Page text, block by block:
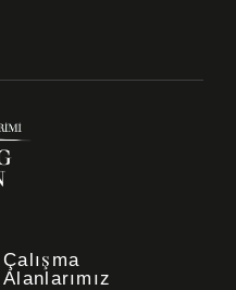
Çalışma
Alanlarımız